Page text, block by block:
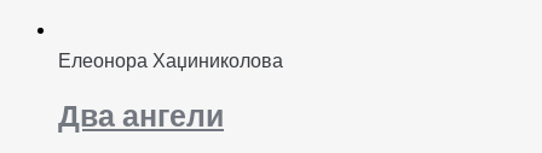
Елеонора Хаџиниколова
Два ангели